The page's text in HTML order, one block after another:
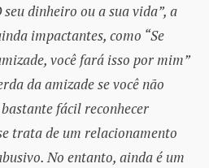
dinheiro ou a sua vida”, a
impactantes, como “Se
você fará isso por mim”
da amizade se você não
fácil reconhecer
trata de um relacionamento
No entanto, ainda é um